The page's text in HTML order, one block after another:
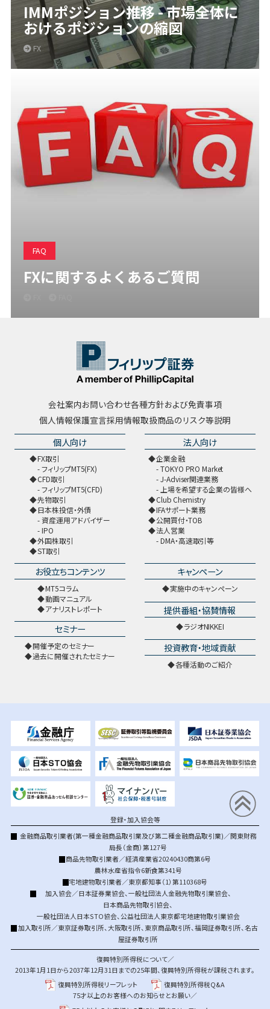
IMMポジション推移 - 市場全体に
おけるポジションの縮図
FX
FAQ
FXに関するよくあるご質問
会社案内お問い合わせ各種方針および免責事項
個人情報保護宣言採用情報取扱商品のリスク等説明
個人向け
FX取引
フィリップMT5(FX)
CFD取引
フィリップMT5(CFD)
先物取引
日本株投信・外債
資産運用アドバイザー
IPO
外国株取引
ST取引
法人向け
企業金融
TOKYO PRO Market
J-Adviser関連業務
上場を希望する企業の皆様へ
Club Chemistry
IFAサポート業務
公開買付・TOB
法人営業
DMA・高速取引等
お役立ちコンテンツ
MT5コラム
動画マニュアル
アナリストレポート
セミナー
開催予定のセミナー
過去に開催されたセミナー
キャンペーン
実施中のキャンペーン
提供番組・協賛情報
ラジオNIKKEI
投資教育・地域貢献
各種活動のご紹介
登録・加入協会等
金融商品取引業者(第一種金融商品取引業及び第二種金融商品取引業)／関東財務
局長（金商）第127号
商品先物取引業者／経済産業省20240430商第6号
農林水産省指令6新食第341号
宅地建物取引業者／東京都知事（1）第110368号
加入協会／日本証券業協会、一般社団法人金融先物取引業協会、
日本商品先物取引協会、
一般社団法人日本STO協会、公益社団法人東京都宅地建物取引業協会
加入取引所／東京証券取引所、大阪取引所、 東京商品取引所、福岡証券取引所、名古
屋証券取引所
復興特別所得税について／
2013年1月1日から2037年12月31日までの25年間、復興特別所得税が課税されます。
復興特別所得税リーフレット
復興特別所得税Q&A
75才以上のお客様へのお知らせとお願い／